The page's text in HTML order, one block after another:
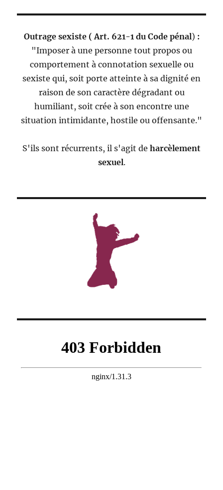
Outrage sexiste (Art. 621-1 du Code pénal) :
"Imposer à une personne tout propos ou
comportement à connotation sexuelle ou
sexiste qui, soit porte atteinte à sa dignité en
raison de son caractère dégradant ou
humiliant, soit crée à son encontre une
situation intimidante, hostile ou offensante."
S'ils sont récurrents, il s'agit de harcèlement
sexuel.